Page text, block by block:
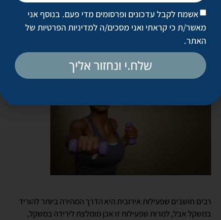
אהובות ומועדפות לסדר היום הקבוע כדי שלא תהיו עסוקות מדי
בחשיבה על המשקל שמסרב לזוז.
הוסיפו יותר תרגילי כוח
רבים חושבים שפעילות אירובית היא הדרך המהירה ביותר להוריד
במשקל אבל, למרות שפעילות זו אכן מומלצת לירידה במשקל,
אשמח לקבל עדכונים ופרסומים מדי פעם. בנוסף אני
מאשר/ת כי קראתי ואני מסכים/ה למדיניות הפרטיות של
האתר.
שלח.י ונחזור אליך